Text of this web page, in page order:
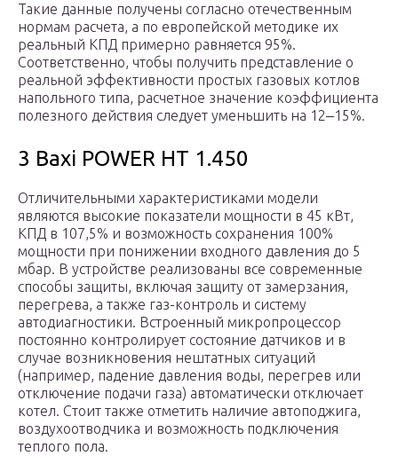
Такие данные получены согласно отечественным
нормам расчета, а по европейской методике их
реальный КПД примерно равняется 95%.
Соответственно, чтобы получить представление о
реальной эффективности простых газовых котлов
напольного типа, расчетное значение коэффициента
полезного действия следует уменьшить на 12‒15%.
3 Baxi POWER HT 1.450
Отличительными характеристиками модели
являются высокие показатели мощности в 45 кВт,
КПД в 107,5% и возможность сохранения 100%
мощности при понижении входного давления до 5
мбар. В устройстве реализованы все современные
способы защиты, включая защиту от замерзания,
перегрева, а также газ-контроль и систему
автодиагностики. Встроенный микропроцессор
постоянно контролирует состояние датчиков и в
случае возникновения нештатных ситуаций
(например, падение давления воды, перегрев или
отключение подачи газа) автоматически отключает
котел. Стоит также отметить наличие автоподжига,
воздухоотводчика и возможность подключения
теплого пола.